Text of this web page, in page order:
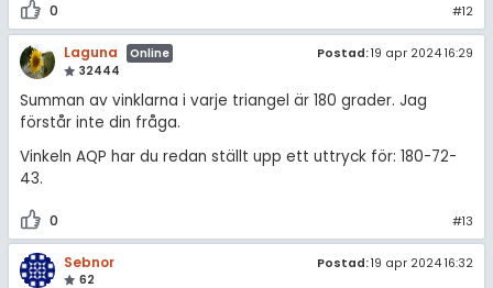
0 #12
Laguna
Online
32444
Postad:19 apr 2024 16:29
Summan av vinklarna i varje triangel är 180 grader. Jag
förstår inte din fråga.
Vinkeln AQP har du redan ställt upp ett uttryck för: 180-72-
43.
0 #13
Sebnor
62
Postad:19 apr 2024 16:32